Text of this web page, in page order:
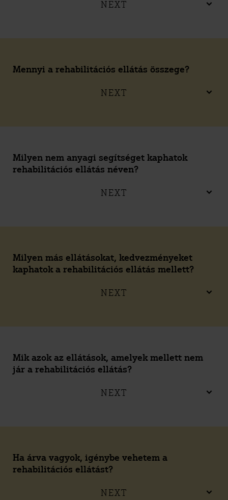
NEXT
Mennyi a rehabilitációs ellátás összege?
NEXT
Milyen nem anyagi segítséget kaphatok
rehabilitációs ellátás néven?
NEXT
Milyen más ellátásokat, kedvezményeket
kaphatok a rehabilitációs ellátás mellett?
NEXT
Mik azok az ellátások, amelyek mellett nem
jár a rehabilitációs ellátás?
NEXT
Ha árva vagyok, igénybe vehetem a
rehabilitációs ellátást?
NEXT